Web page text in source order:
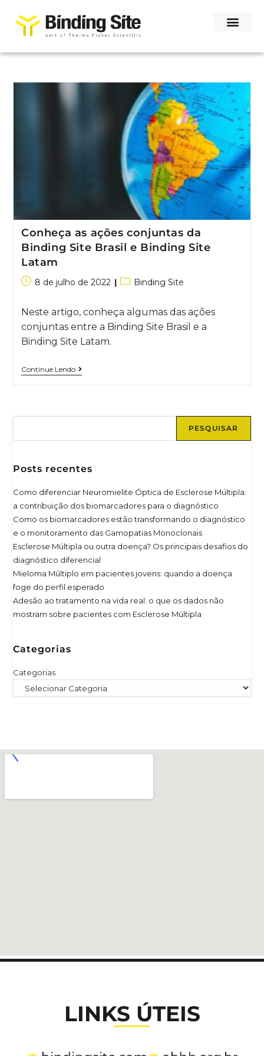
Conheça as ações conjuntas da
Binding Site Brasil e Binding Site
Latam
8 de julho de 2022 Binding Site
Neste artigo, conheça algumas das ações
conjuntas entre a Binding Site Brasil e a
Binding Site Latam.
Continue Lendo
PESQUISAR
Posts recentes
Como diferenciar Neuromielite Óptica de Esclerose Múltipla:
a contribuição dos biomarcadores para o diagnóstico
Como os biomarcadores estão transformando o diagnóstico
e o monitoramento das Gamopatias Monoclonais
Esclerose Múltipla ou outra doença? Os principais desafios do
diagnóstico diferencial
Mieloma Múltiplo em pacientes jovens: quando a doença
foge do perfil esperado
Adesão ao tratamento na vida real: o que os dados não
mostram sobre pacientes com Esclerose Múltipla
Categorias
Categorias
LINKS ÚTEIS